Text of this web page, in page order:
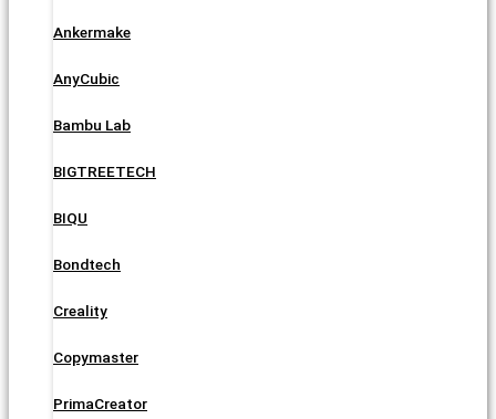
Ankermake
AnyCubic
Bambu Lab
BIGTREETECH
BIQU
Bondtech
Creality
Copymaster
PrimaCreator